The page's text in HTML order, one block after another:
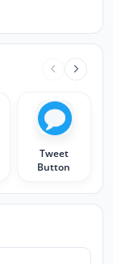
Tweet
Button